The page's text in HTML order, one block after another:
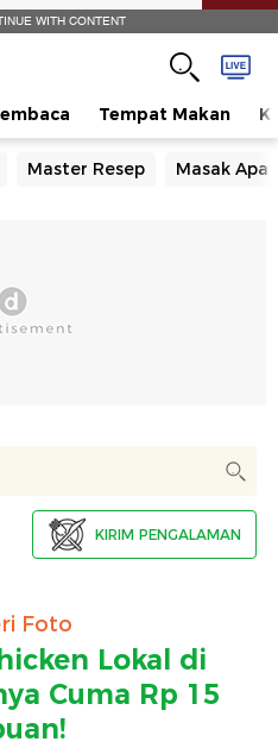
WITH CONTENT
Tempat Makan
Master Resep Masak Apa
KIRIM PENGALAMAN
Foto
Lokal di
Cuma Rp 15